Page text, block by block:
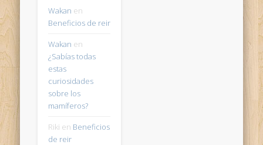
Wakan en
Beneficios de reir
Wakan en
¿Sabías todas
estas
curiosidades
sobre los
mamíferos?
Riki en Beneficios
de reir